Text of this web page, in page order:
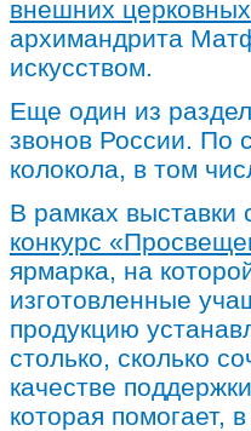
внешних
архимандрита
искусством.
Еще один из
звонов России. По
колокола, в том
В рамках выставки
конкурс
ярмарка, на
изготовленные
продукцию
столько, сколько
качестве
которая помогает,